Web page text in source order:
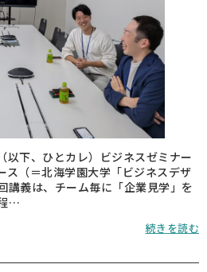
下、ひとカレ）ビジネスゼミナー
ス（＝北海学園大学「ビジネスデザ
講義は、チーム毎に「企業見学」を
…
続きを読む